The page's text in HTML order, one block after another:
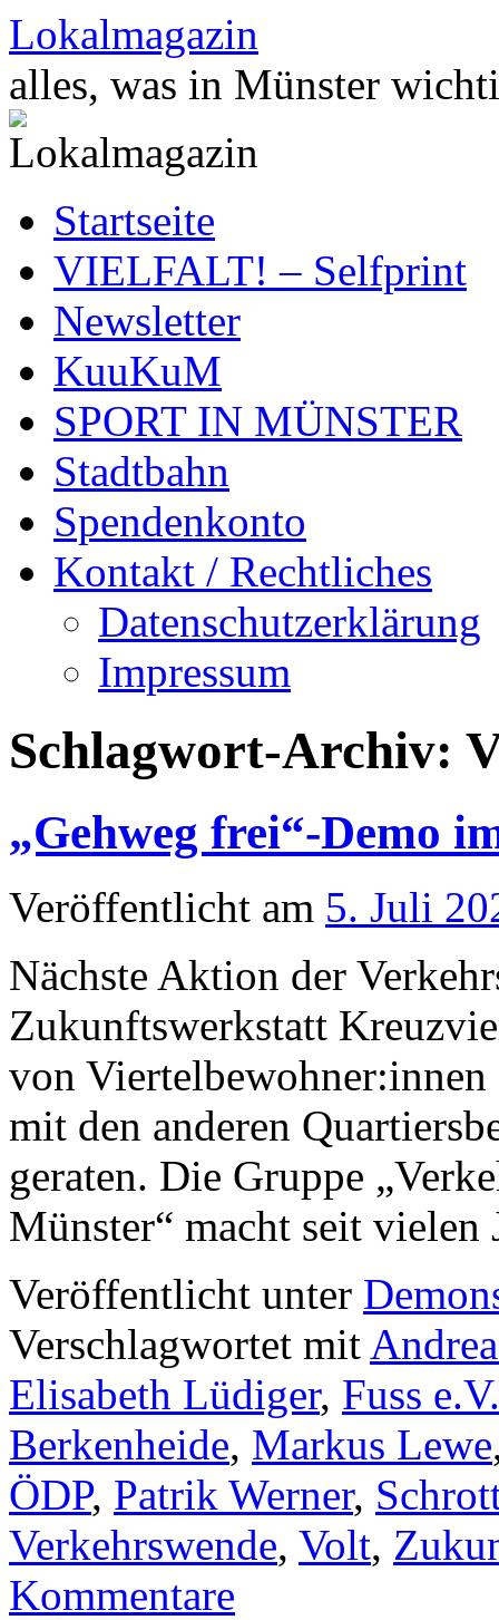
Zum
Inhalt
springen
Lokalmagazin
alles, was in Münster
Startseite
VIELFALT! – Selfprint
Newsletter
KuuKuM
SPORT IN MÜNSTER
Stadtbahn
Spendenkonto
Kontakt / Rechtliches
Datenschutzerklärung
Impressum
Schlagwort-Archiv:
„Gehweg frei“-Demo
Veröffentlicht am 5. Juli
Nächste Aktion der
Zukunftswerkstatt
von
mit den anderen
geraten. Die Gruppe
Münster“ macht seit
Veröffentlicht unter
Verschlagwortet mit
Elisabeth Lüdiger, Fuss e.V.
Berkenheide, Markus Lewe
ÖDP, Patrik Werner,
Verkehrswende, Volt,
Kommentare